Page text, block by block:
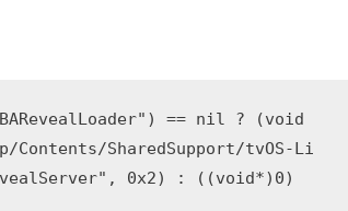
== nil ? (void
SharedSupport/tvOS-Li
0x2) : ((void*)0)